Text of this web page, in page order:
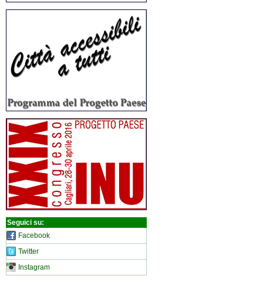
Seguici su:
Facebook
Twitter
Instagram